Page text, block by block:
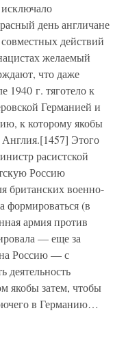
день англичане
действий
желаемый
что даже
1940 г. тяготело к
Германией и
к которому якобы
Англия.[1457] Этого
расистской
Россию
британских военно-
формироваться (в
армия против
— еще за
на Россию — с
деятельность
якобы затем, чтобы
в Германию…